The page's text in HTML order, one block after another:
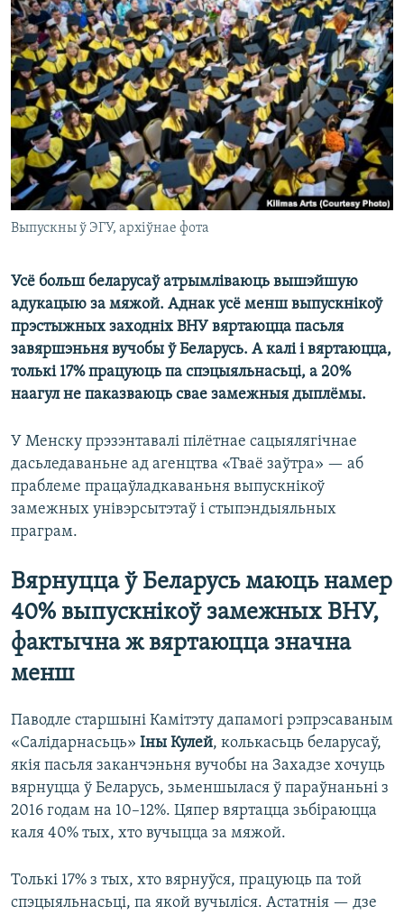
КУЛЬТУРА
КАЛЯНДАР
МОВА
НА ХВАЛЯХ СВАБОДЫ
Выпускны ў ЭГУ, архіўнае фота
Усё больш беларусаў атрымліваюць вышэйшую
адукацыю за мяжой. Аднак усё менш выпускнікоў
прэстыжных заходніх ВНУ вяртаюцца пасьля
завяршэньня вучобы ў Беларусь. А калі і вяртаюцца,
толькі 17% працуюць па спэцыяльнасьці, а 20%
наагул не паказваюць свае замежныя дыплёмы.
У Менску прэзэнтавалі пілётнае сацыялягічнае
дасьледаваньне ад агенцтва «Тваё заўтра» — аб
праблеме працаўладкаваньня выпускнікоў
замежных унівэрсытэтаў і стыпэндыяльных
праграм.
Вярнуцца ў Беларусь маюць намер
40% выпускнікоў замежных ВНУ,
фактычна ж вяртаюцца значна
менш
Паводле старшыні Камітэту дапамогі рэпрэсаваным
«Салідарнасьць» Іны Кулей, колькасьць беларусаў,
якія пасьля заканчэньня вучобы на Захадзе хочуць
вярнуцца ў Беларусь, зьменшылася ў параўнаньні з
2016 годам на 10–12%. Цяпер вяртацца зьбіраюцца
каля 40% тых, хто вучыцца за мяжой.
Толькі 17% з тых, хто вярнуўся, працуюць па той
спэцыяльнасьці, па якой вучыліся. Астатнія — дзе